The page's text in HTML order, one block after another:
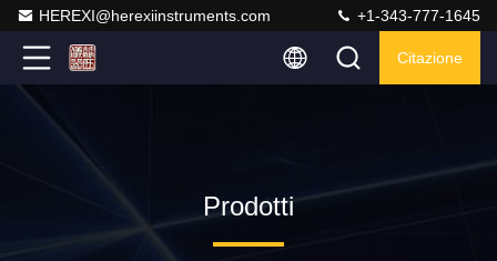
HEREXI@herexiinstruments.com +1-343-777-1645
Citazione
Prodotti